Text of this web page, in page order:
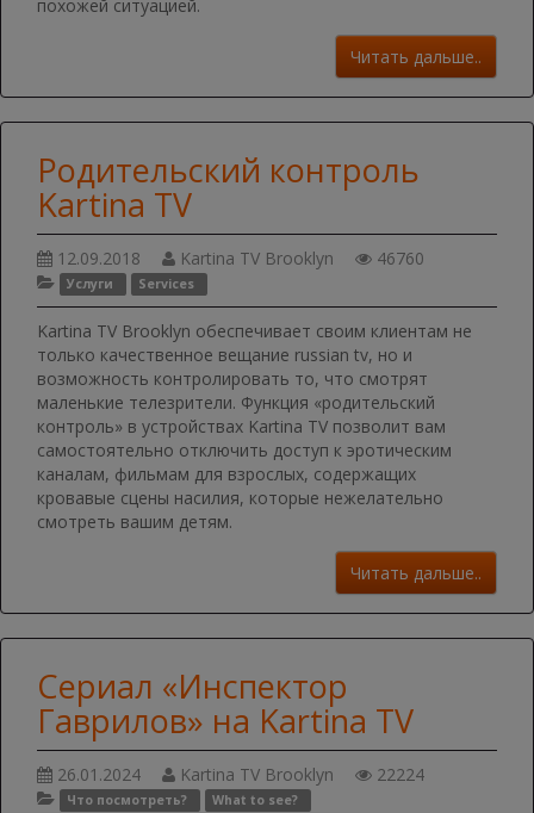
похожей ситуацией.
Читать дальше..
Родительский контроль
Kartina TV
12.09.2018 Kartina TV Brooklyn 46760
Услуги Services
Kartina TV Brooklyn обеспечивает своим клиентам не
только качественное вещание russian tv, но и
возможность контролировать то, что смотрят
маленькие телезрители. Функция «родительский
контроль» в устройствах Kartina TV позволит вам
самостоятельно отключить доступ к эротическим
каналам, фильмам для взрослых, содержащих
кровавые сцены насилия, которые нежелательно
смотреть вашим детям.
Читать дальше..
Сериал «Инспектор
Гаврилов» на Kartina TV
26.01.2024 Kartina TV Brooklyn 22224
Что посмотреть? What to see?